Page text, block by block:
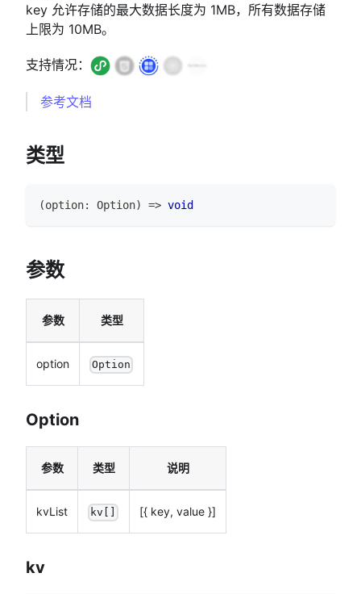
key 允许存储的最大数据长度为 1MB，所有数据存储
上限为 10MB。
支持情况：
参考文档
类型
(option: Option) => void
参数
参数 类型
option Option
Option
参数 类型 说明
kvList kv[] [{ key, value }]
kv